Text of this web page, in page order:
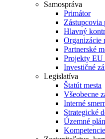
Samospráva
Primátor
Zástupcovia
Hlavný
Organizácie
Partnerské
Projekty EU
Investičné
Legislatíva
Štatút mesta
Všeobecne
Interné
Strategické
Územné